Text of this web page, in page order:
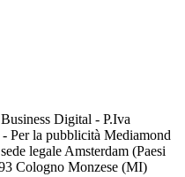
Digital - P.Iva
Per la pubblicità Mediamond
legale Amsterdam (Paesi
Cologno Monzese (MI)